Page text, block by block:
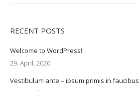
RECENT POSTS
Welcome to WordPress!
29. April, 2020
Vestibulum ante – ipsum primis in faucibus